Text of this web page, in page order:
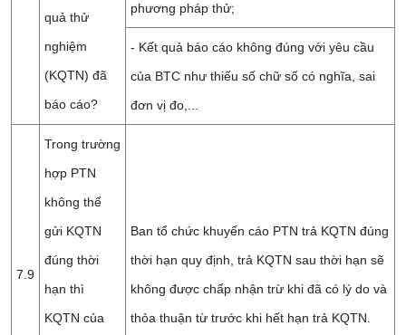
quả thử
nghiệm
(KQTN) đã
báo cáo?
phương pháp thử;
- Kết quả báo cáo không đúng với yêu cầu
của BTC như thiếu số chữ số có nghĩa, sai
đơn vị đo,...
7.9
Trong trường
hợp PTN
không thể
gửi KQTN
đúng thời
hạn thì
KQTN của
Ban tổ chức khuyến cáo PTN trả KQTN đúng
thời hạn quy định, trả KQTN sau thời hạn sẽ
không được chấp nhận trừ khi đã có lý do và
thỏa thuận từ trước khi hết hạn trả KQTN.